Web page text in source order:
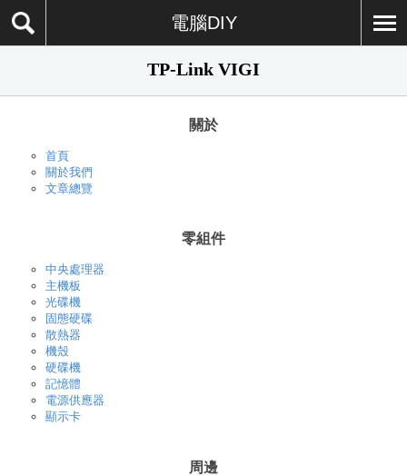
電腦DIY
TP-Link VIGI
關於
首頁
關於我們
文章總覽
零組件
中央處理器
主機板
光碟機
固態硬碟
散熱器
機殼
硬碟機
記憶體
電源供應器
顯示卡
周邊